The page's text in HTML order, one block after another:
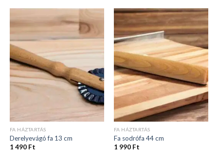
FA HÁZTARTÁS
Derelyevágó fa 13 cm
1 490 Ft
FA HÁZTARTÁS
Fa sodrófa 44 cm
1 990 Ft